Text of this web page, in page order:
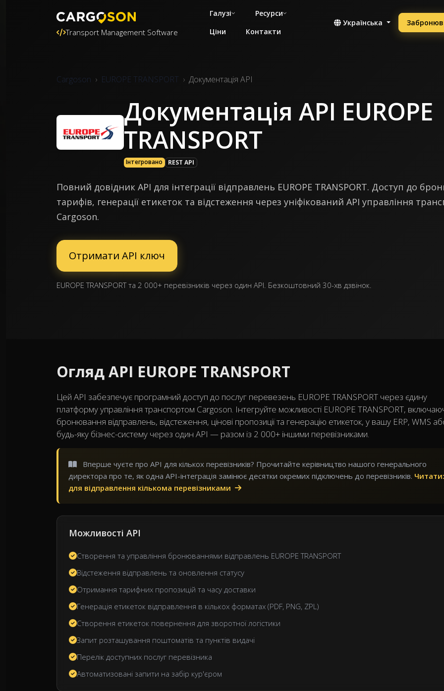
Transport Management Software
Галузі
Ресурси
Ціни
Контакти
Українська
Cargoson EUROPE TRANSPORT Документація API
Документація API EUROPE
TRANSPORT
Інтегровано REST API
Повний довідник API для інтеграції відправлень EUROPE TRANSPORT. Доступ до
тарифів, генерації етикеток та відстеження через уніфікований API управління
Cargoson.
Отримати API ключ
EUROPE TRANSPORT та 2 000+ перевізників через один API. Безкоштовний 30-хв дзвінок.
Огляд API EUROPE TRANSPORT
Цей API забезпечує програмний доступ до послуг перевезень EUROPE TRANSPORT через єдину
платформу управління транспортом Cargoson. Інтегруйте можливості EUROPE TRANSPORT,
бронювання відправлень, відстеження, цінові пропозиції та генерацію етикеток, у вашу ERP, WMS
будь-яку бізнес-систему через один API — разом із 2 000+ іншими перевізниками.
Вперше чуєте про API для кількох перевізників? Прочитайте керівництво нашого генерального
директора про те, як одна API-інтеграція замінює десятки окремих підключень до перевізників.
для відправлення кількома перевізниками
Можливості API
Створення та управління бронюваннями відправлень EUROPE TRANSPORT
Відстеження відправлень та оновлення статусу
Отримання тарифних пропозицій та часу доставки
Генерація етикеток відправлення в кількох форматах (PDF, PNG, ZPL)
Створення етикеток повернення для зворотної логістики
Запит розташування поштоматів та пунктів видачі
Перелік доступних послуг перевізника
Автоматизовані запити на забір кур'єром